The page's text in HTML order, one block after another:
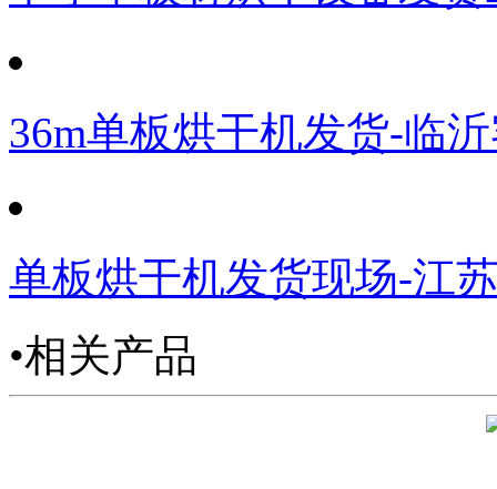
36m单板烘干机发货-临
单板烘干机发货现场-江
•相关产品